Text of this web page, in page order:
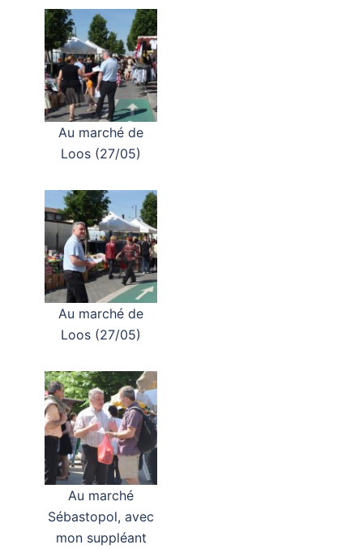
Au marché de
Loos (27/05)
Au marché de
Loos (27/05)
Au marché
Sébastopol, avec
mon suppléant